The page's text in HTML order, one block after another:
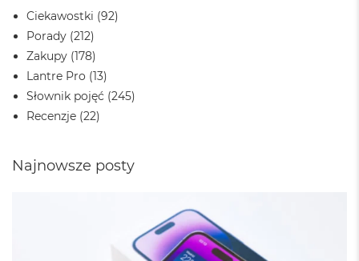
k
u
M
a
c
B
o
N
Ciekawostki (92)
Porady (212)
Zakupy (178)
Lantre Pro (13)
Słownik pojęć (245)
Recenzje (22)
Najnowsze posty